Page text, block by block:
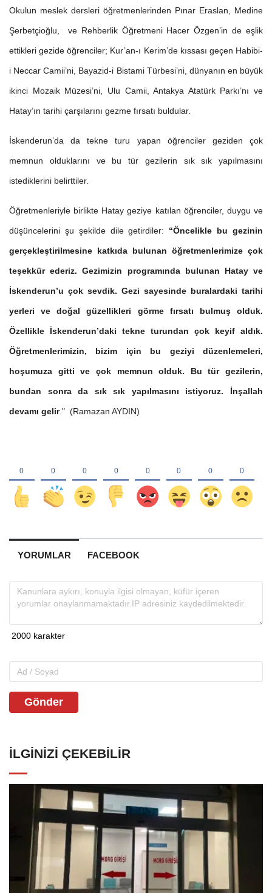
Okulun meslek dersleri öğretmenlerinden Pınar Eraslan, Medine
Şerbetçioğlu, ve Rehberlik Öğretmeni Hacer Özgen’in de eşlik
ettikleri gezide öğrenciler; Kur’an-ı Kerim’de kıssası geçen Habibi-
i Neccar Camii’ni, Bayazid-i Bistami Türbesi’ni, dünyanın en büyük
ikinci Mozaik Müzesi’ni, Ulu Camii, Antakya Atatürk Parkı’nı ve
Hatay’ın tarihi çarşılarını gezme fırsatı buldular.
İskenderun’da da tekne turu yapan öğrenciler geziden çok
memnun olduklarını ve bu tür gezilerin sık sık yapılmasını
istediklerini belirttiler.
Öğretmenleriyle birlikte Hatay geziye katılan öğrenciler, duygu ve
düşüncelerini şu şekilde dile getirdiler: “Öncelikle bu gezinin
gerçekleştirilmesine katkıda bulunan öğretmenlerimize çok
teşekkür ederiz. Gezimizin programında bulunan Hatay ve
İskenderun’u çok sevdik. Gezi sayesinde buralardaki tarihi
yerleri ve doğal güzellikleri görme fırsatı bulmuş olduk.
Özellikle İskenderun’daki tekne turundan çok keyif aldık.
Öğretmenlerimizin, bizim için bu geziyi düzenlemeleri,
hoşumuza gitti ve çok memnun olduk. Bu tür gezilerin,
bundan sonra da sık sık yapılmasını istiyoruz. İnşallah
devamı gelir." (Ramazan AYDIN)
YORUMLAR FACEBOOK
Gönder
İLGINIZI ÇEKEBILIR